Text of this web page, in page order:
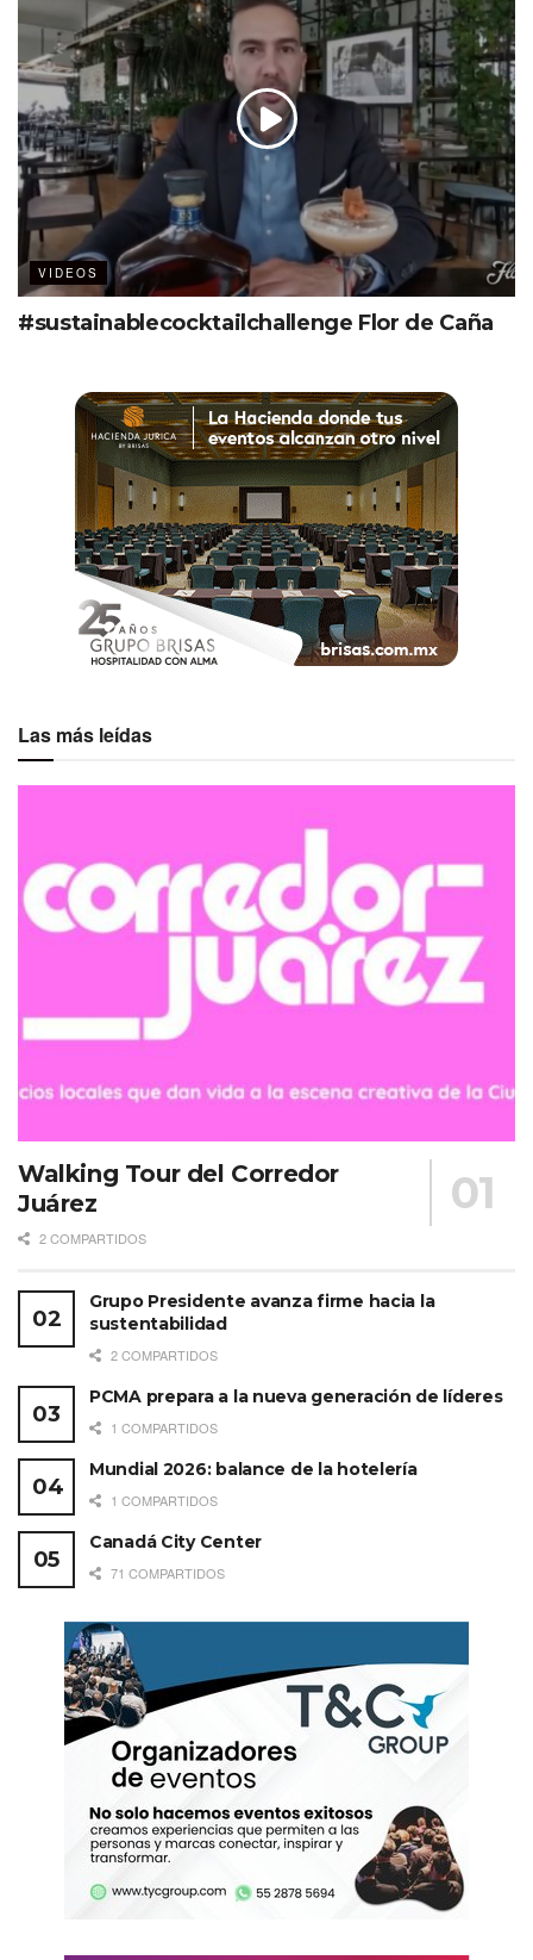
VIDEOS
#sustainablecocktailchallenge Flor de Caña
Las más leídas
Walking Tour del Corredor
Juárez
2 COMPARTIDOS
Grupo Presidente avanza firme hacia la
sustentabilidad
2 COMPARTIDOS
PCMA prepara a la nueva generación de líderes
1 COMPARTIDOS
Mundial 2026: balance de la hotelería
1 COMPARTIDOS
Canadá City Center
71 COMPARTIDOS